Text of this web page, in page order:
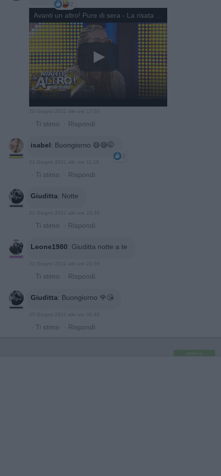
2
20 Giugno 2021 alle ore 17:30
· Ti stimo · Rispondi
isabel: Buongiorno 😅😅🤭
2
21 Giugno 2021 alle ore 11:18
· Ti stimo · Rispondi
Giuditta: Notte
22 Giugno 2021 alle ore 23:35
· Ti stimo · Rispondi
Leone1980: Giuditta notte a te
22 Giugno 2021 alle ore 23:39
· Ti stimo · Rispondi
Giuditta: Buongiorno 🌹😘
25 Giugno 2021 alle ore 06:49
· Ti stimo · Rispondi
pubblicità